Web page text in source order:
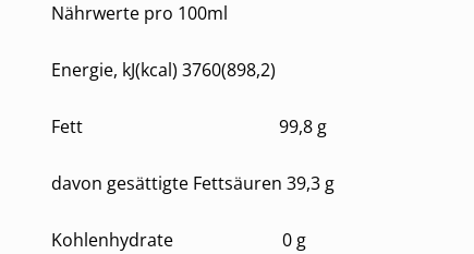
Nährwerte pro 100ml
Energie, kJ(kcal) 3760(898,2)
Fett 99,8 g
davon gesättigte Fettsäuren 39,3 g
Kohlenhydrate 0 g